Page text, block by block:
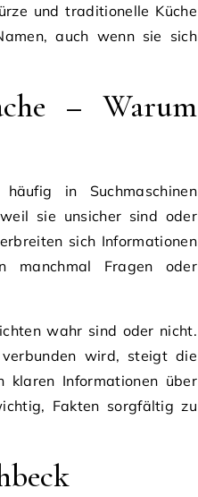
und traditionelle Küche
auch wenn sie sich
– Warum
in Suchmaschinen
sie unsicher sind oder
sich Informationen
manchmal Fragen oder
wahr sind oder nicht.
wird, steigt die
klaren Informationen über
Fakten sorgfältig zu